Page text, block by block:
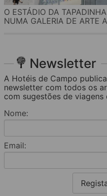
O ESTÁDIO DA
NUMA GALERIA DE ARTE
Newsletter
A Hotéis de Campo
newsletter com todos os
com sugestões de viagens
Nome:
Email: